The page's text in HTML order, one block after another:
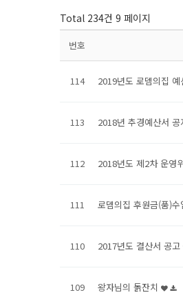
Total 234건 9 페이지
번호
114 2019년도 로뎀의집 예
113 2018년 추경예산서 공
112 2018년도 제2차 운영
111 로뎀의집 후원금(품)
110 2017년도 결산서 공고
109 왕자님의 돍잔치